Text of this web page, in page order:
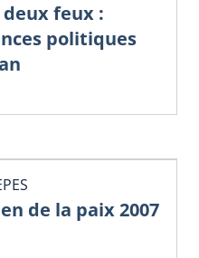
deux feux :
politiques
de la paix 2007